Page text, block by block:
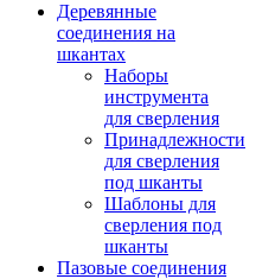
Деревянные
соединения на
шкантах
Наборы
инструмента
для сверления
Принадлежности
для сверления
под шканты
Шаблоны для
сверления под
шканты
Пазовые соединения